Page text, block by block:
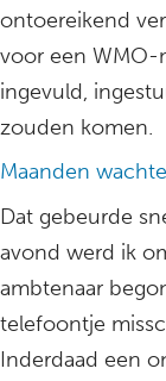
ontoereikend
voor een
ingevuld,
zouden komen.
Maanden
Dat gebeurde
avond werd ik
ambtenaar
telefoontje
Inderdaad een